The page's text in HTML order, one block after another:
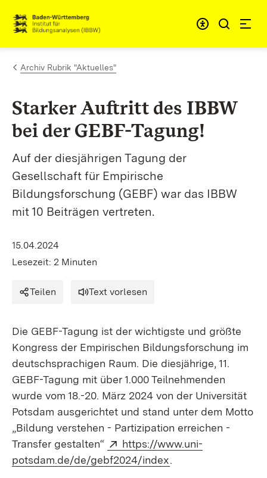
Zum Inhalt springen
Link zur Startseite
Archiv Rubrik "Aktuelles"
Starker Auftritt des IBBW
bei der GEBF-Tagung!
Auf der diesjährigen Tagung der
Gesellschaft für Empirische
Bildungsforschung (GEBF) war das IBBW
mit 10 Beiträgen vertreten.
15.04.2024
Lesezeit: 2 Minuten
Teilen Text vorlesen
Die GEBF-Tagung ist der wichtigste und größte
Kongress der Empirischen Bildungsforschung im
deutschsprachigen Raum. Die diesjährige, 11.
GEBF-Tagung mit über 1.000 Teilnehmenden
wurde vom 18.-20. März 2024 von der Universität
Potsdam ausgerichtet und stand unter dem Motto
„Bildung verstehen - Partizipation erreichen -
Transfer gestalten“
Extern:
https://www.uni-
potsdam.de/de/gebf2024/index.